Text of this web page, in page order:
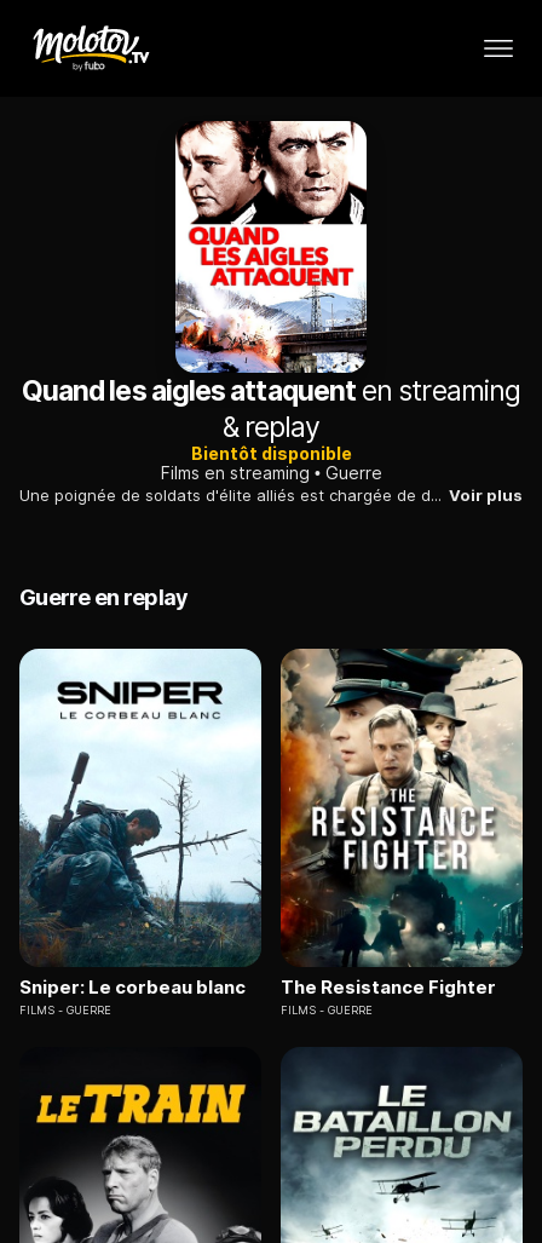
Quand les aigles attaquenten streaming
& replay
Bientôt disponible
Films en streaming
Guerre
Une poignée de soldats d'élite alliés est chargée de délivrer un général américain, prisonnier des nazis dans une forteresse des Alpes bavaroises. Voir plus
Guerre en replay
Sniper: Le corbeau blanc
FILMS GUERRE
The Resistance Fighter
FILMS GUERRE